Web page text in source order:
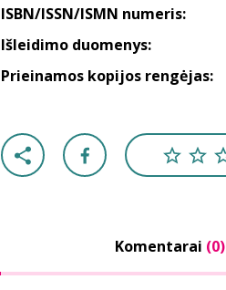
ISBN/ISSN/ISMN numeris:
Išleidimo duomenys:
Prieinamos kopijos rengėjas:
Komentarai (0)